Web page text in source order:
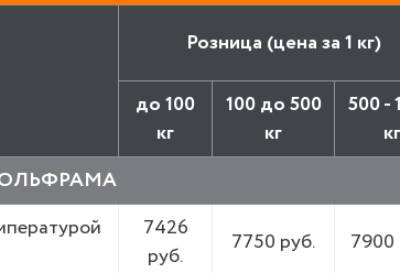
Розница (цена за 1 кг)
до 100
кг
100 до 500
кг
500 -
кг
7426
руб.
7750 руб. 7900